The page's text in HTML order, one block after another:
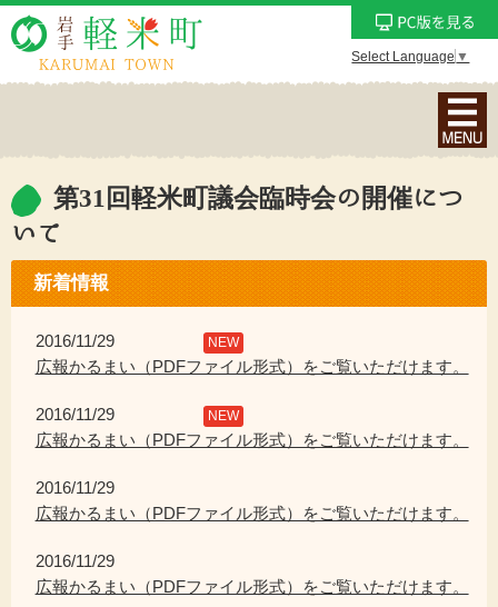
Select Language ▼
ナ
ビ
ー
ン
メ
表
第31回軽米町議会臨時会の開催につ
いて
新着情報
2016/11/29 NEW
広報かるまい（PDFファイル形式）をご覧いただけます。
2016/11/29 NEW
広報かるまい（PDFファイル形式）をご覧いただけます。
2016/11/29
広報かるまい（PDFファイル形式）をご覧いただけます。
2016/11/29
広報かるまい（PDFファイル形式）をご覧いただけます。